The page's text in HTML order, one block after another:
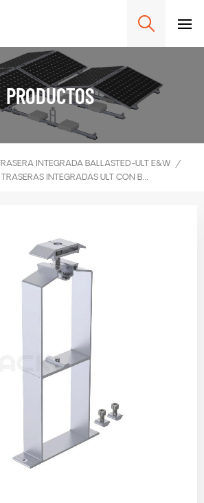
PRODUCTOS
INTEGRADA BALLASTED-ULT E&W
/
KIT DE PATAS TRASERAS INTEGRADAS ULT CON BALASTO DE 15° ESTE-OESTE ERK-BIR-15